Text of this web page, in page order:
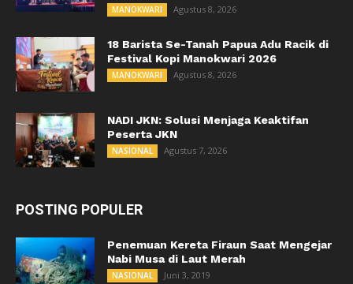
MANOKWARI Agustus 8, 2026
18 Barista Se-Tanah Papua Adu Racik di
Festival Kopi Manokwari 2026
MANOKWARI Agustus 8, 2026
NADI JKN: Solusi Menjaga Keaktifan
Peserta JKN
NASIONAL Agustus 7, 2026
POSTING POPULER
Penemuan Kereta Firaun Saat Mengejar
Nabi Musa di Laut Merah
NASIONAL Juni 3, 2019